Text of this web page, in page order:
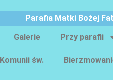
Parafia Matki Bożej
Galerie Przy parafii
św.